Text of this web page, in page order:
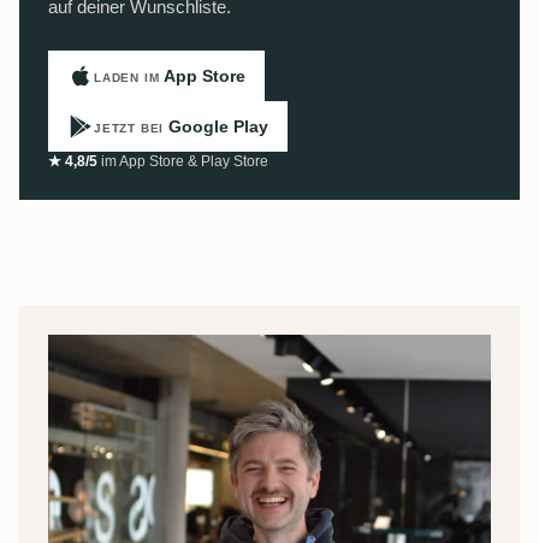
auf deiner Wunschliste.
LADEN IM App Store
JETZT BEI Google Play
★ 4,8/5 im App Store & Play Store